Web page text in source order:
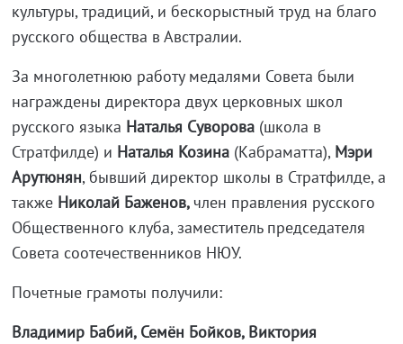
культуры, традиций, и бескорыстный труд на благо
русского общества в Австралии.
За многолетнюю работу медалями Совета были
награждены директора двух церковных школ
русского языка Наталья Суворова(школа в
Стратфилде) и Наталья Козина(Кабраматта), Мэри
Арутюнян, бывший директор школы в Стратфилде, а
также Николай Баженов,член правления русского
Общественного клуба, заместитель председателя
Совета соотечественников НЮУ.
Почетные грамоты получили:
Владимир Бабий, Семён Бойков, Виктория